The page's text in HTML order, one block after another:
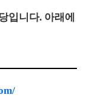
입니다. 아래에